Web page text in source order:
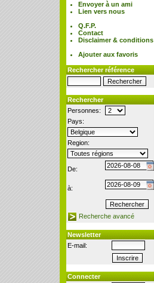
Envoyer à un ami
Lien vers nous
Q.F.P.
Contact
Disclaimer & conditions
Ajouter aux favoris
Rechercher référence
Rechercher
Personnes:
Pays:
Region:
De:
à:
Recherche avancé
Newsletter
E-mail:
Connecter